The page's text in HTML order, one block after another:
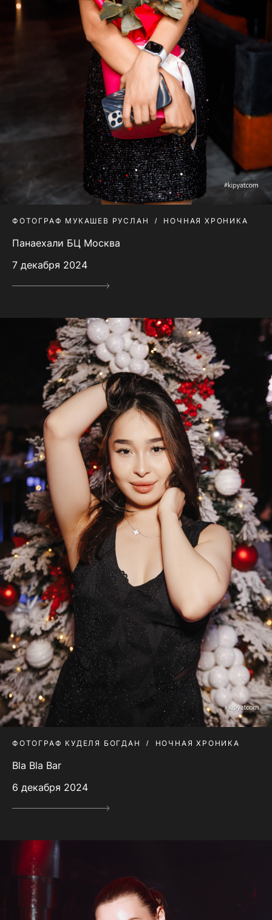
ФОТОГРАФ МУКАШЕВ РУСЛАН НОЧНАЯ ХРОНИКА
Панаехали БЦ Москва
7 декабря 2024
ФОТОГРАФ КУДЕЛЯ БОГДАН НОЧНАЯ ХРОНИКА
Bla Bla Bar
6 декабря 2024